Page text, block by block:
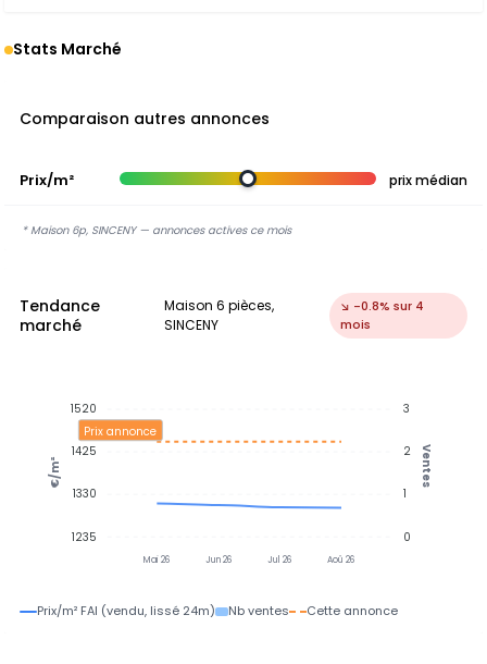
Stats Marché
Comparaison autres annonces
Prix/m² prix médian
* Maison 6p, SINCENY — annonces actives ce mois
Tendance
marché
Maison 6 pièces,
SINCENY
↘ -0.8% sur 4
mois
Mai 26 Jun 26 Jul 26 Aoû 26
Prix annonce
3
2
1
0
Ventes
1520
1425
1330
1235
€/m²
Prix/m² FAI (vendu, lissé 24m) Nb ventes Cette annonce